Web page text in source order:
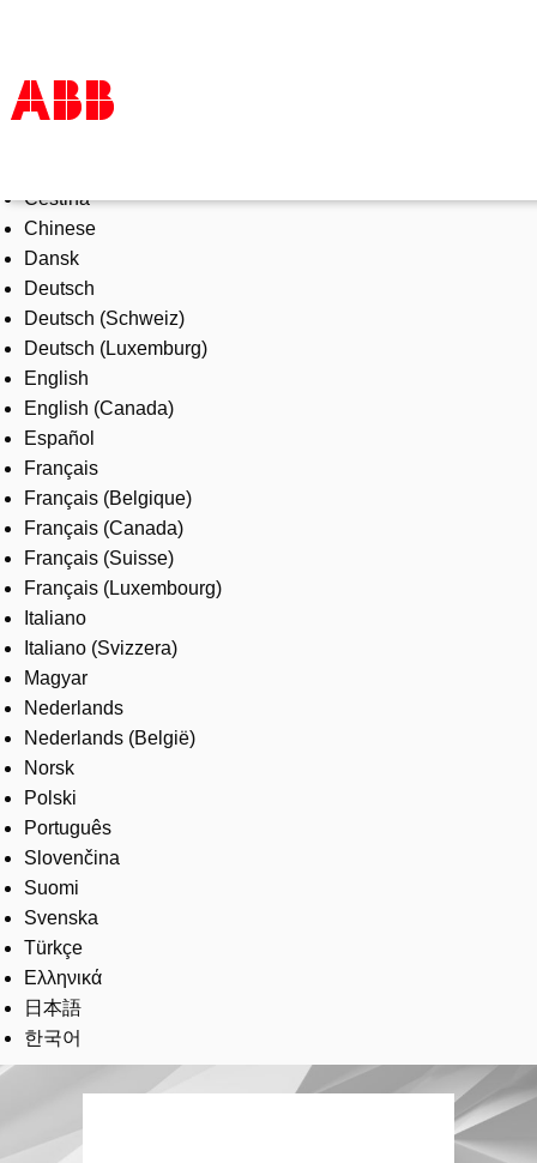
Products & Solutions
Industries
Services
About us
Where to buy
Contact us
Careers
Čeština
Chinese
Dansk
Deutsch
Deutsch (Schweiz)
Deutsch (Luxemburg)
English
English (Canada)
Español
Français
Français (Belgique)
Français (Canada)
Français (Suisse)
Français (Luxembourg)
Italiano
Italiano (Svizzera)
Magyar
Nederlands
Nederlands (België)
Norsk
Polski
Português
Slovenčina
Suomi
Svenska
Türkçe
Ελληνικά
日本語
한국어